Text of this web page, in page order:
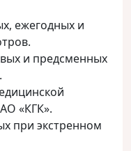
ежегодных и
и предсменных
«КГК».
при экстренном